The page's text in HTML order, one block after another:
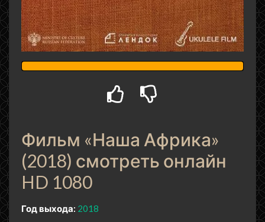
Фильм «Наша Африка»
(2018) смотреть онлайн
HD 1080
Год выхода: 2018